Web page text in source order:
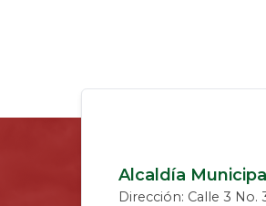
Alcaldía
Dirección: Calle 3 No.